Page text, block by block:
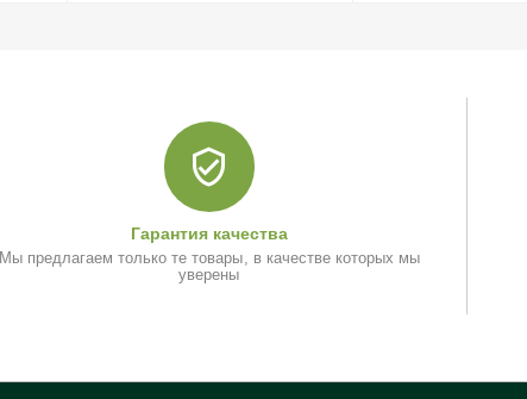
Гарантия качества
Мы предлагаем только те товары, в качестве которых мы
уверены